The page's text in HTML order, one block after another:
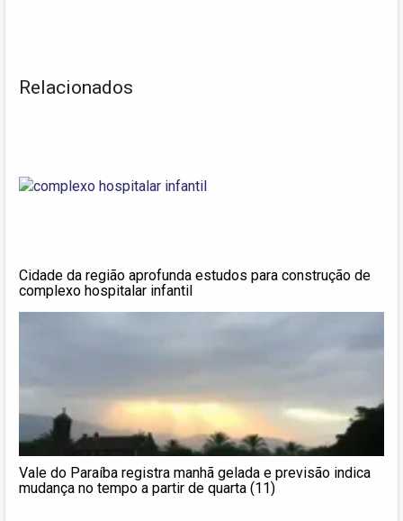
Relacionados
Cidade da região aprofunda estudos para construção de
complexo hospitalar infantil
Vale do Paraíba registra manhã gelada e previsão indica
mudança no tempo a partir de quarta (11)